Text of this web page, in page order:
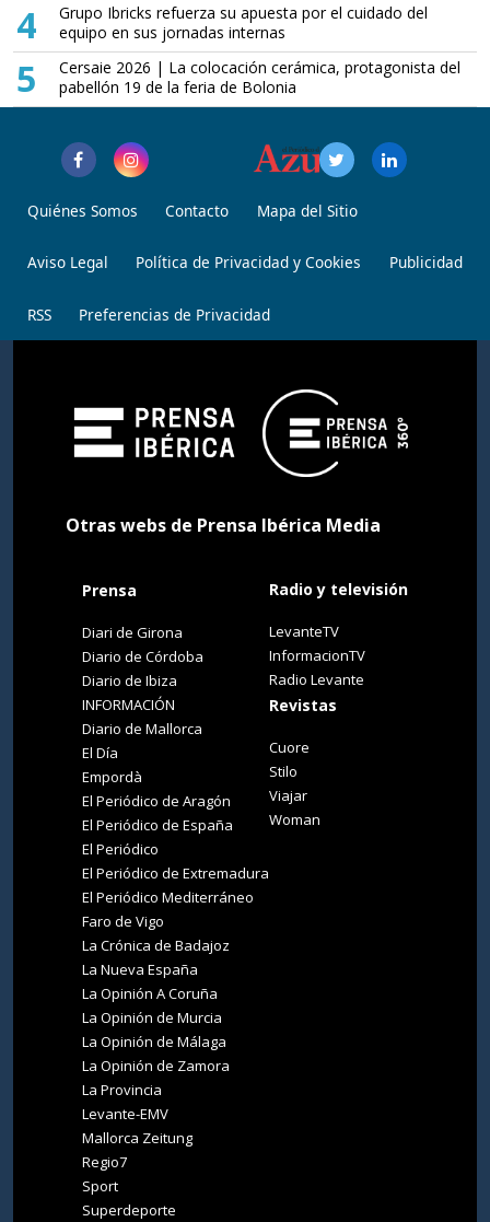
4
Grupo Ibricks refuerza su apuesta por el cuidado del
equipo en sus jornadas internas
5
Cersaie 2026 | La colocación cerámica, protagonista del
pabellón 19 de la feria de Bolonia
Quiénes Somos Contacto Mapa del Sitio
Aviso Legal Política de Privacidad y Cookies Publicidad
RSS Preferencias de Privacidad
Otras webs de Prensa Ibérica Media
Prensa
Diari de Girona
Diario de Córdoba
Diario de Ibiza
INFORMACIÓN
Diario de Mallorca
El Día
Empordà
El Periódico de Aragón
El Periódico de España
El Periódico
El Periódico de Extremadura
El Periódico Mediterráneo
Faro de Vigo
La Crónica de Badajoz
La Nueva España
La Opinión A Coruña
La Opinión de Murcia
La Opinión de Málaga
La Opinión de Zamora
La Provincia
Levante-EMV
Mallorca Zeitung
Regio7
Sport
Superdeporte
Radio y televisión
LevanteTV
InformacionTV
Radio Levante
Revistas
Cuore
Stilo
Viajar
Woman